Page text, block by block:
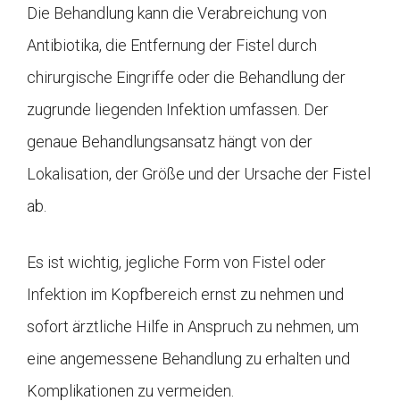
Die Behandlung kann die Verabreichung von
Antibiotika, die Entfernung der Fistel durch
chirurgische Eingriffe oder die Behandlung der
zugrunde liegenden Infektion umfassen. Der
genaue Behandlungsansatz hängt von der
Lokalisation, der Größe und der Ursache der Fistel
ab.
Es ist wichtig, jegliche Form von Fistel oder
Infektion im Kopfbereich ernst zu nehmen und
sofort ärztliche Hilfe in Anspruch zu nehmen, um
eine angemessene Behandlung zu erhalten und
Komplikationen zu vermeiden.